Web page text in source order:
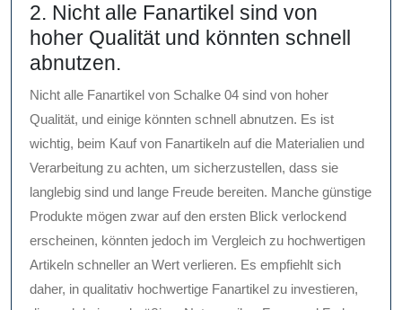
2. Nicht alle Fanartikel sind von
hoher Qualität und könnten schnell
abnutzen.
Nicht alle Fanartikel von Schalke 04 sind von hoher
Qualität, und einige könnten schnell abnutzen. Es ist
wichtig, beim Kauf von Fanartikeln auf die Materialien und
Verarbeitung zu achten, um sicherzustellen, dass sie
langlebig sind und lange Freude bereiten. Manche günstige
Produkte mögen zwar auf den ersten Blick verlockend
erscheinen, könnten jedoch im Vergleich zu hochwertigen
Artikeln schneller an Wert verlieren. Es empfiehlt sich
daher, in qualitativ hochwertige Fanartikel zu investieren,